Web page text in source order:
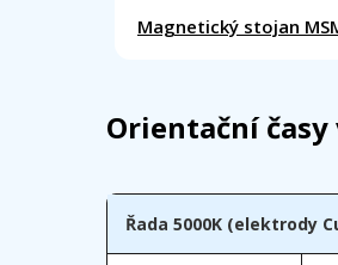
Magnetický stojan
Orientační
Řada 5000K (elektrody